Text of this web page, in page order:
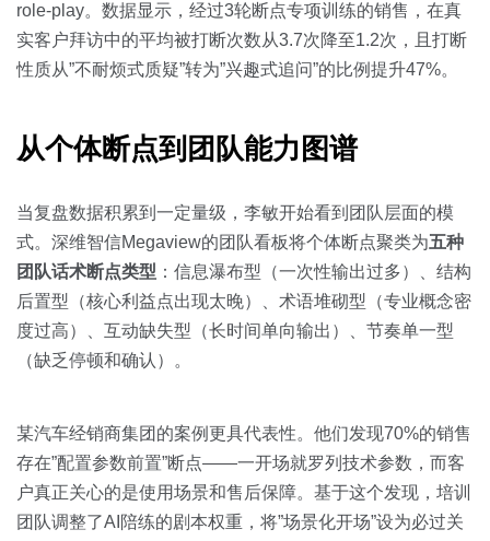
role-play。数据显示，经过3轮断点专项训练的销售，在真
实客户拜访中的平均被打断次数从3.7次降至1.2次，且打断
性质从”不耐烦式质疑”转为”兴趣式追问”的比例提升47%。
从个体断点到团队能力图谱
当复盘数据积累到一定量级，李敏开始看到团队层面的模
式。深维智信Megaview的团队看板将个体断点聚类为五种
团队话术断点类型 ：信息瀑布型（一次性输出过多）、结构
后置型（核心利益点出现太晚）、术语堆砌型（专业概念密
度过高）、互动缺失型（长时间单向输出）、节奏单一型
（缺乏停顿和确认）。
某汽车经销商集团的案例更具代表性。他们发现70%的销售
存在”配置参数前置”断点——一开场就罗列技术参数，而客
户真正关心的是使用场景和售后保障。基于这个发现，培训
团队调整了AI陪练的剧本权重，将”场景化开场”设为必过关